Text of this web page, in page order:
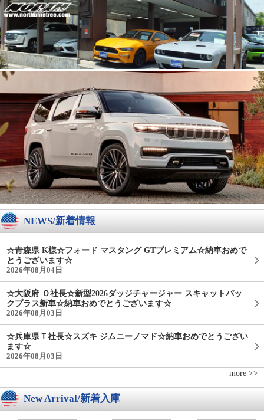
NEWS/新着情報
☆青森県 K様☆フォード マスタング GTプレミアム☆納車おめで
とうございます☆
2026年08月04日
☆大阪府 Ｏ社長☆新型2026ダッジチャージャー スキャットパッ
クプラス新車☆納車おめでとうございます☆
2026年08月03日
☆兵庫県Ｔ社長☆スズキ ジムニーノマド☆納車おめでとうござい
ます☆
2026年08月03日
more >>
New Arrival/新着入庫